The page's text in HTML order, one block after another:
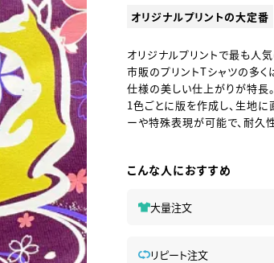
オリジナルプリントの大定番
オリジナルプリントで最も人
市販のプリントTシャツの多く
仕様の美しい仕上がりが特長。
1色ごとに版を作成し、生地に
ーや特殊表現が可能で、耐久
こんな人におすすめ
大量注文
リピート注文